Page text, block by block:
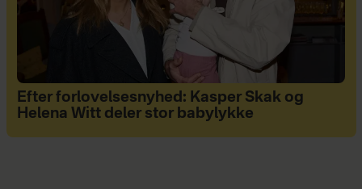
Efter forlovelsesnyhed: Kasper Skak og
Helena Witt deler stor babylykke